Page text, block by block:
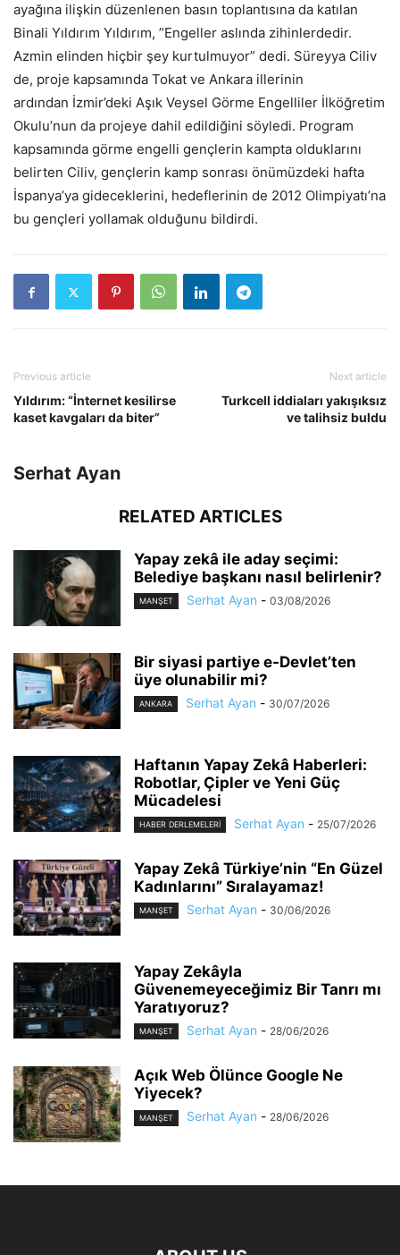
ayağına ilişkin düzenlenen basın toplantısına da katılan
Binali Yıldırım Yıldırım, ”Engeller aslında zihinlerdedir.
Azmin elinden hiçbir şey kurtulmuyor” dedi. Süreyya Ciliv
de, proje kapsamında Tokat ve Ankara illerinin
ardından İzmir’deki Aşık Veysel Görme Engelliler İlköğretim
Okulu’nun da projeye dahil edildiğini söyledi. Program
kapsamında görme engelli gençlerin kampta olduklarını
belirten Ciliv, gençlerin kamp sonrası önümüzdeki hafta
İspanya’ya gideceklerini, hedeflerinin de 2012 Olimpiyatı’na
bu gençleri yollamak olduğunu bildirdi.
Previous article
Yıldırım: “İnternet kesilirse
kaset kavgaları da biter”
Next article
Turkcell iddiaları yakışıksız
ve talihsiz buldu
Serhat Ayan
RELATED ARTICLES
Yapay zekâ ile aday seçimi:
Belediye başkanı nasıl belirlenir?
MANŞET Serhat Ayan - 03/08/2026
Bir siyasi partiye e-Devlet’ten
üye olunabilir mi?
ANKARA Serhat Ayan - 30/07/2026
Haftanın Yapay Zekâ Haberleri:
Robotlar, Çipler ve Yeni Güç
Mücadelesi
HABER DERLEMELERI Serhat Ayan - 25/07/2026
Yapay Zekâ Türkiye’nin “En Güzel
Kadınlarını” Sıralayamaz!
MANŞET Serhat Ayan - 30/06/2026
Yapay Zekâyla
Güvenemeyeceğimiz Bir Tanrı mı
Yaratıyoruz?
MANŞET Serhat Ayan - 28/06/2026
Açık Web Ölünce Google Ne
Yiyecek?
MANŞET Serhat Ayan - 28/06/2026